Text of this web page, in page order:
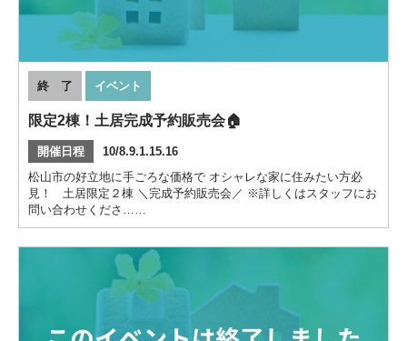
終 了 イベント
限定2棟！土居完成予約販売会🏠
開催日程
10/8.9.1.15.16
松山市の好立地に手ごろな価格で オシャレな家に住みたい方必
見！ 土居限定２棟 ＼完成予約販売会／ ※詳しくはスタッフにお
問い合わせくださ……